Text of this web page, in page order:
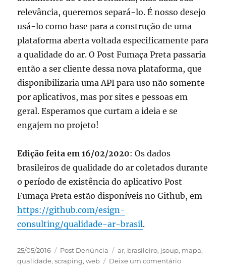
relevância, queremos separá-lo. É nosso desejo
usá-lo como base para a construção de uma
plataforma aberta voltada especificamente para
a qualidade do ar. O Post Fumaça Preta passaria
então a ser cliente dessa nova plataforma, que
disponibilizaria uma API para uso não somente
por aplicativos, mas por sites e pessoas em
geral. Esperamos que curtam a ideia e se
engajem no projeto!
Edição feita em 16/02/2020: Os dados
brasileiros de qualidade do ar coletados durante
o período de existência do aplicativo Post
Fumaça Preta estão disponíveis no Github, em
https://github.com/esign-
consulting/qualidade-ar-brasil.
Publicado
em
25/05/2016 Categorias
Post Denúncia Tags
ar, brasileiro, jsoup, mapa,
qualidade,scraping,web Deixe um comentárioem